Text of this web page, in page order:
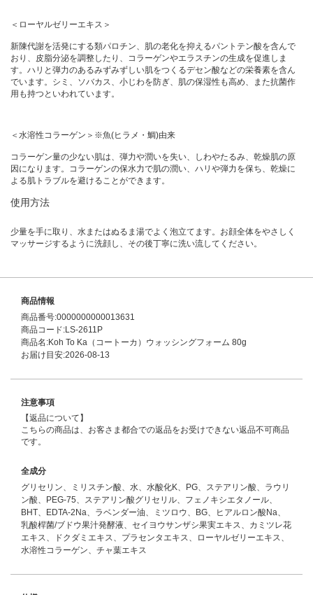
＜ローヤルゼリーエキス＞
新陳代謝を活発にする類パロチン、肌の老化を抑えるパントテン酸を含んで
おり、皮脂分泌を調整したり、コラーゲンやエラスチンの生成を促進しま
す。ハリと弾力のあるみずみずしい肌をつくるデセン酸などの栄養素を含ん
でいます。シミ、ソバカス、小じわを防ぎ、肌の保湿性も高め、また抗菌作
用も持つといわれています。
＜水溶性コラーゲン＞※魚(ヒラメ・鯛)由来
コラーゲン量の少ない肌は、弾力や潤いを失い、しわやたるみ、乾燥肌の原
因になります。コラーゲンの保水力で肌の潤い、ハリや弾力を保ち、乾燥に
よる肌トラブルを避けることができます。
使用方法
少量を手に取り、水またはぬるま湯でよく泡立てます。お顔全体をやさしく
マッサージするように洗顔し、その後丁寧に洗い流してください。
商品情報
商品番号:0000000000013631
商品コード:LS-2611P
商品名:Koh To Ka（コートーカ）ウォッシングフォーム 80g
お届け目安:2026-08-13
注意事項
【返品について】
こちらの商品は、お客さま都合での返品をお受けできない返品不可商品
です。
全成分
グリセリン、ミリスチン酸、水、水酸化K、PG、ステアリン酸、ラウリ
ン酸、PEG-75、ステアリン酸グリセリル、フェノキシエタノール、
BHT、EDTA-2Na、ラベンダー油、ミツロウ、BG、ヒアルロン酸Na、
乳酸桿菌/ブドウ果汁発酵液、セイヨウサンザシ果実エキス、カミツレ花
エキス、ドクダミエキス、プラセンタエキス、ローヤルゼリーエキス、
水溶性コラーゲン、チャ葉エキス